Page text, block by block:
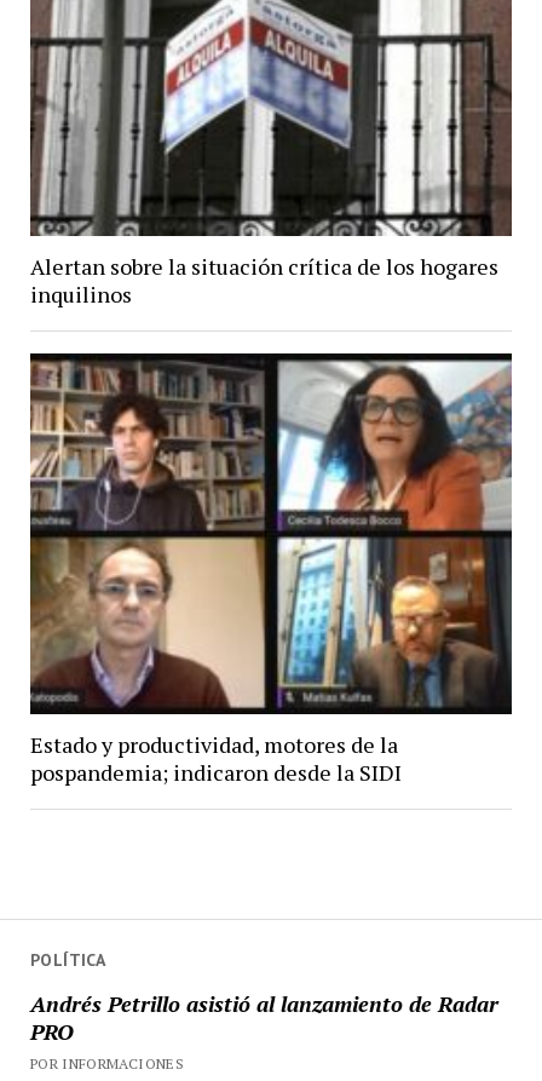
POLÍTICA
Andrés Petrillo asistió al lanzamiento de Radar
PRO
POR INFORMACIONES
Alertan sobre la situación crítica de los hogares
inquilinos
Estado y productividad, motores de la
pospandemia; indicaron desde la SIDI